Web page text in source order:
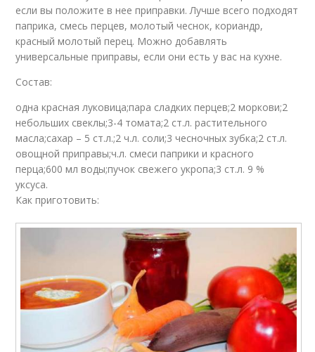
если вы положите в нее приправки. Лучше всего подходят
паприка, смесь перцев, молотый чеснок, кориандр,
красный молотый перец. Можно добавлять
универсальные приправы, если они есть у вас на кухне.
Состав:
одна красная луковица;пара сладких перцев;2 моркови;2
небольших свеклы;3-4 томата;2 ст.л. растительного
масла;сахар – 5 ст.л.;2 ч.л. соли;3 чесночных зубка;2 ст.л.
овощной приправы;ч.л. смеси паприки и красного
перца;600 мл воды;пучок свежего укропа;3 ст.л. 9 %
уксуса.
Как приготовить: